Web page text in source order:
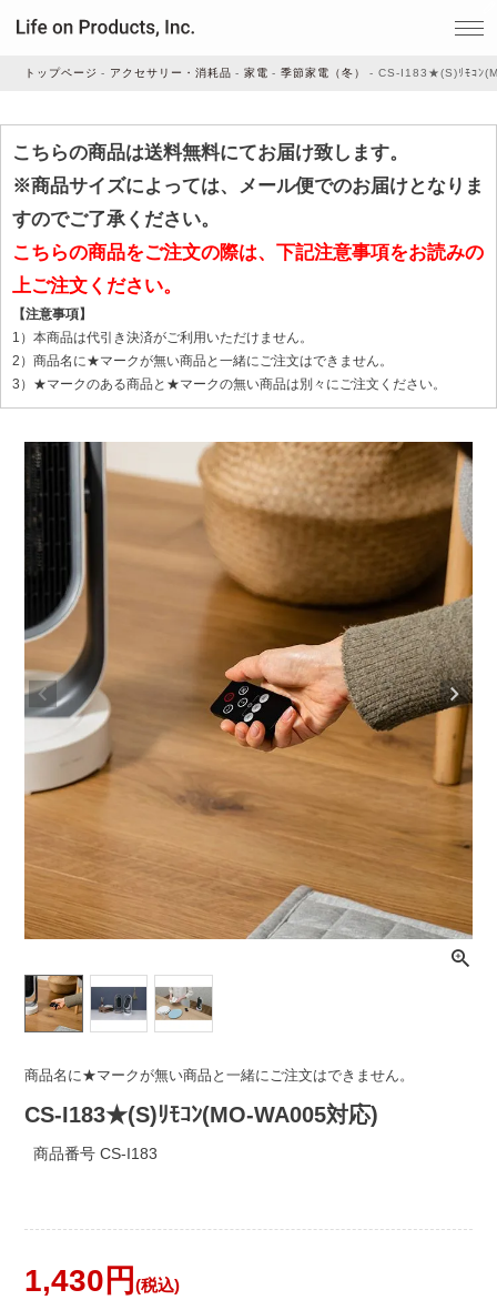
家事・生活雑貨
ルームフレグランス
ビューティー
ライト・シーリングファン
アクセサリー・消耗品
アウトレット
トップページ アクセサリー・消耗品 家電 季節家電（冬） CS-I183★(S)ﾘﾓｺﾝ
こちらの商品は送料無料にてお届け致します。
※商品サイズによっては、メール便でのお届けとなりま
すのでご了承ください。
こちらの商品をご注文の際は、下記注意事項をお読みの
上ご注文ください。
【注意事項】
1）本商品は代引き決済がご利用いただけません。
2）商品名に★マークが無い商品と一緒にご注文はできません。
3）★マークのある商品と★マークの無い商品は別々にご注文ください。
商品名に★マークが無い商品と一緒にご注文はできません。
CS-I183★(S)ﾘﾓｺﾝ(MO-WA005対応)
商品番号 CS-I183
1,430 税込